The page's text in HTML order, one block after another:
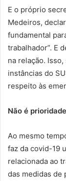
E o próprio
Medeiros,
fundamental
trabalhador”. E
na relação.
instâncias do
respeito às
Não é prioridade
Ao mesmo
faz da covid-19
relacionada ao
das medidas de